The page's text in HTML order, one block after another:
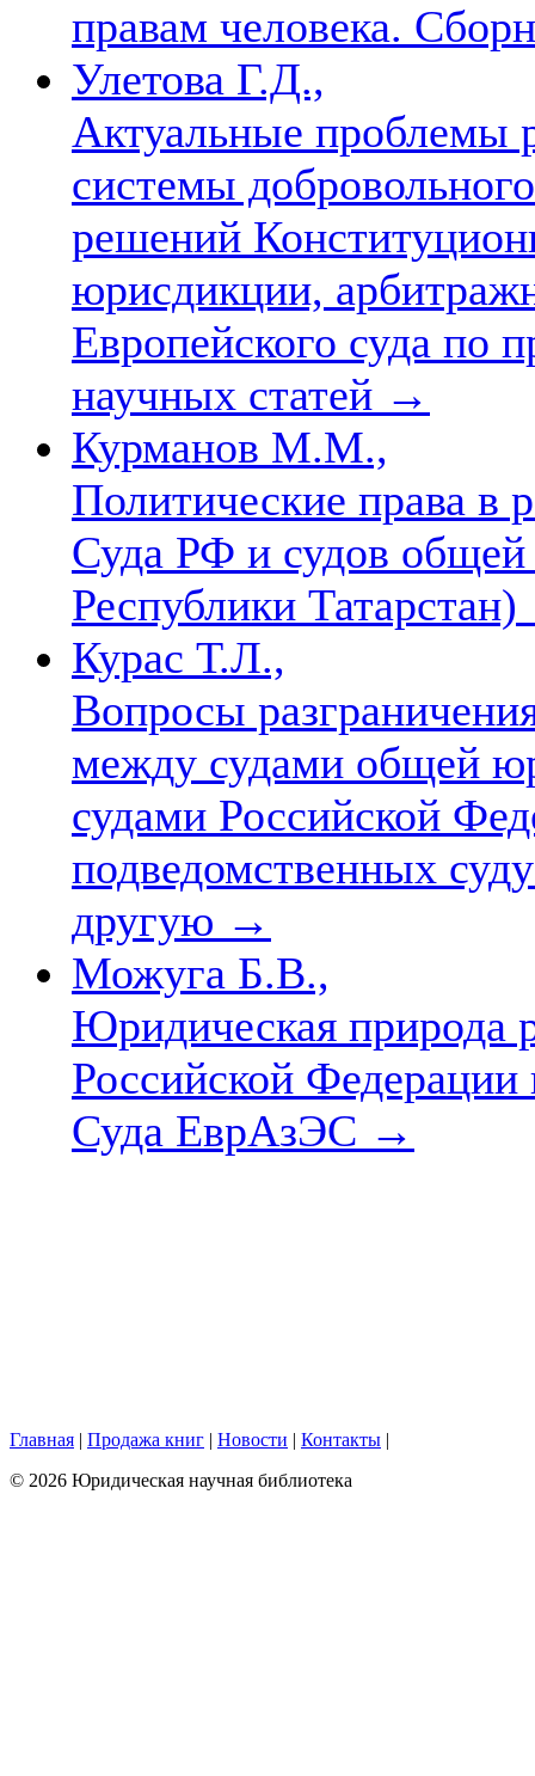
правам человека.
Улетова Г.Д.,
Актуальные проблемы
системы
решений
юрисдикции,
Европейского суда по
научных статей →
Курманов М.М.,
Политические права в
Суда РФ и судов
Республики Татарстан)
Курас Т.Л.,
Вопросы
между судами общей
судами Российской
подведомственных
другую →
Можуга Б.В.,
Юридическая природа
Российской
Суда ЕврАзЭС →
Главная | Продажа книг | Новости | Контакты |
© 2026 Юридическая научная библиотека